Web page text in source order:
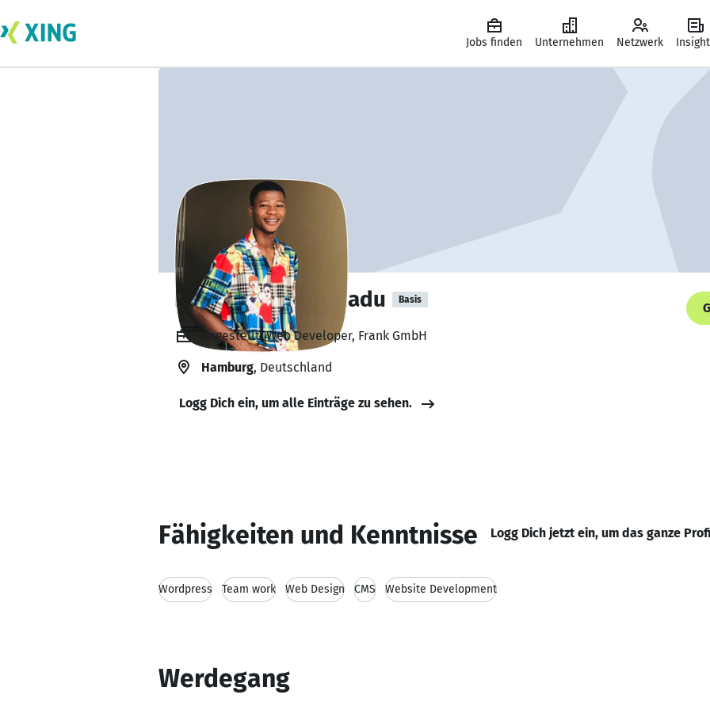
Jobs finden Unternehmen Netzwerk
Fazazi Abdul samadu Basis
Angestellt, Web Developer, Frank GmbH
Hamburg, Deutschland
Logg Dich ein, um alle Einträge zu sehen.
Fähigkeiten und Kenntnisse Logg Dich jetzt ein, um das ganze
Wordpress Team work Web Design CMS Website Development
Werdegang